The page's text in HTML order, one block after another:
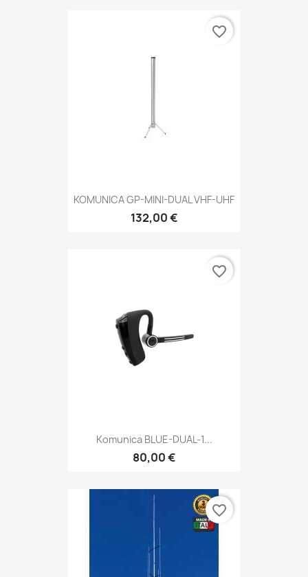
KOMUNICA GP-MINI-DUAL VHF-UHF
132,00 €
favorite_border
Komunica BLUE-DUAL-1...
80,00 €
favorite_border
favorite_border